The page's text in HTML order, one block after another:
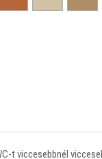
t viccesebbnél